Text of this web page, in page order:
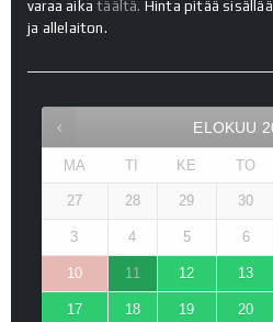
varaa aikatäältä. Hinta pitää
ja allelaiton.
ELOKUU
MA TI KE TO
27 28 29 30
3 4 5 6
10 11 12 13
17 18 19 20